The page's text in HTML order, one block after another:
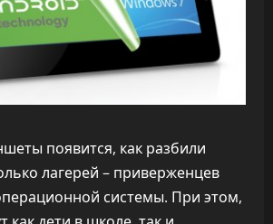
появится, как разбили
лагерей – приверженцев
системы. При этом,